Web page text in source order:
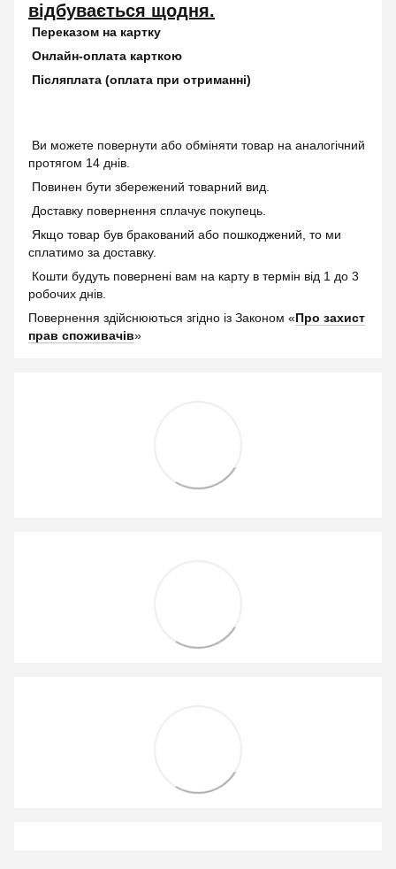
відбувається щодня.
Переказом на картку
Онлайн-оплата карткою
Післяплата (оплата при отриманні)
Ви можете повернути або обміняти товар на аналогічний
протягом 14 днів.
Повинен бути збережений товарний вид.
Доставку повернення сплачує покупець.
Якщо товар був бракований або пошкоджений, то ми
сплатимо за доставку.
Кошти будуть повернені вам на карту в термін від 1 до 3
робочих днів.
Повернення здійснюються згідно із Законом «Про захист
прав споживачів»